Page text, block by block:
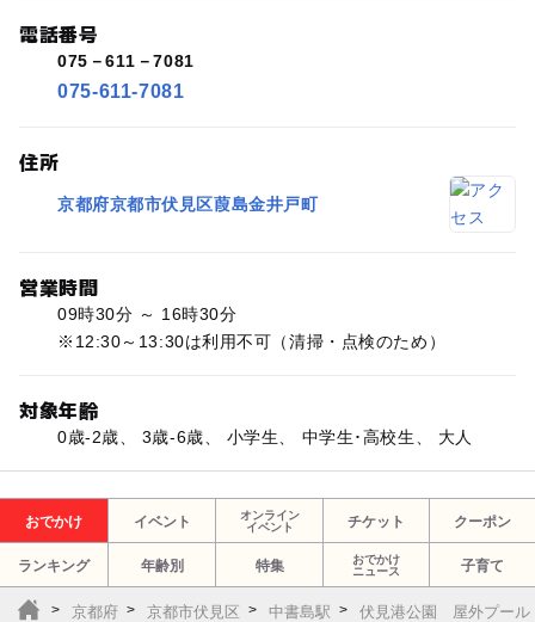
電話番号
075－611－7081
075-611-7081
住所
京都府京都市伏見区葭島金井戸町
営業時間
09時30分 ～ 16時30分
※12:30～13:30は利用不可（清掃・点検のため）
対象年齢
0歳-2歳、 3歳-6歳、 小学生、 中学生･高校生、 大人
おでかけ イベント
オンライン
イベント
チケット クーポン
ランキング 年齢別 特集
おでかけ
ニュース
子育て
京都府 京都市伏見区 中書島駅 伏見港公園 屋外プール